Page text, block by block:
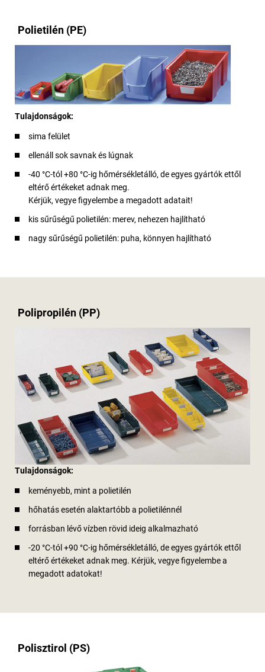
Polietilén (PE)
Tulajdonságok:
sima felület
ellenáll sok savnak és lúgnak
-40 °C-tól +80 °C-ig hőmérsékletálló, de egyes gyártók ettől
eltérő értékeket adnak meg.
Kérjük, vegye figyelembe a megadott adatait!
kis sűrűségű polietilén: merev, nehezen hajlítható
nagy sűrűségű polietilén: puha, könnyen hajlítható
Polipropilén (PP)
Tulajdonságok:
keményebb, mint a polietilén
hőhatás esetén alaktartóbb a polietilénnél
forrásban lévő vízben rövid ideig alkalmazható
-20 °C-tól +90 °C-ig hőmérsékletálló, de egyes gyártók ettől
eltérő értékeket adnak meg. Kérjük, vegye figyelembe a
megadott adatokat!
Polisztirol (PS)